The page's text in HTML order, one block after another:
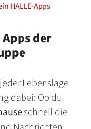
HALLE-Apps
der
Lebenslage
dabei: Ob du
schnell die